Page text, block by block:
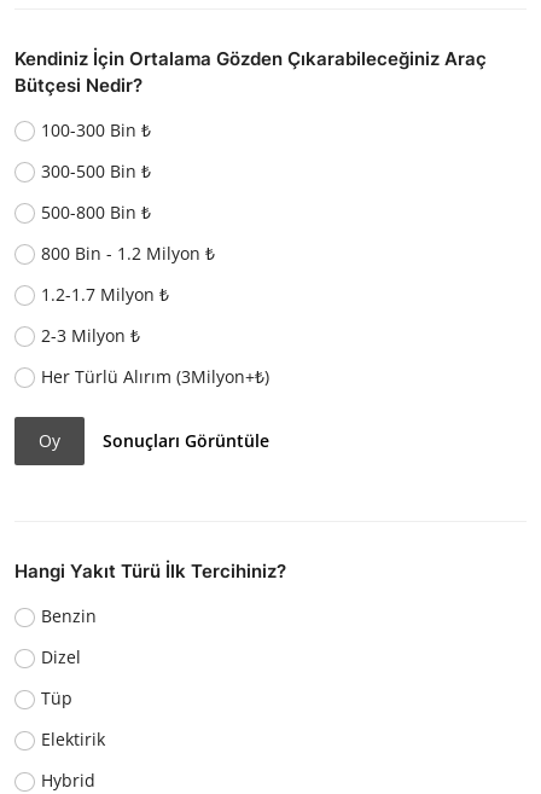
Kendiniz İçin Ortalama Gözden Çıkarabileceğiniz Araç
Bütçesi Nedir?
100-300 Bin ₺
300-500 Bin ₺
500-800 Bin ₺
800 Bin - 1.2 Milyon ₺
1.2-1.7 Milyon ₺
2-3 Milyon ₺
Her Türlü Alırım (3Milyon+₺)
Oy Sonuçları Görüntüle
Hangi Yakıt Türü İlk Tercihiniz?
Benzin
Dizel
Tüp
Elektirik
Hybrid